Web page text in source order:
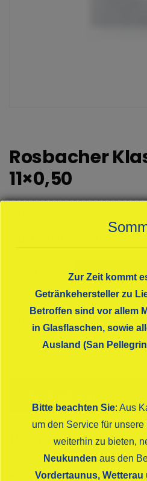
Rosbacher
11×0,50
zzgl. Pfand 4,25 € /Preis pro
11x0,50
Menge
Beschreibung
Zur Zeit kommt
Getränkehersteller zu
Betroffen sind vor allem
in Glasflaschen, sowie
Ausland (San
Bitte beachten Sie: Aus
um den Service für
weiterhin zu bieten,
Neukunden aus den
Vordertaunus,